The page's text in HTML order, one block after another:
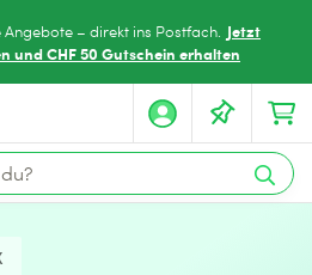
Angebote – direkt ins Postfach. Jetzt
und CHF 50 Gutschein erhalten